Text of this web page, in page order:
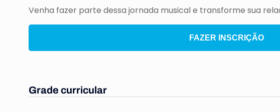
Venha fazer parte dessa jornada musical e transforme sua
FAZER INSCRIÇÃO
Grade curricular